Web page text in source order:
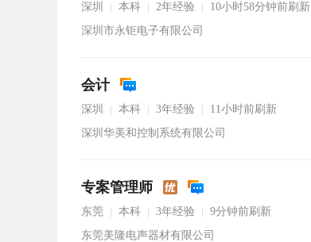
深圳 本科 2年经验
10小时58分钟前刷新
深圳市永钜电子有限公司
会计
深圳 本科 3年经验
11小时前刷新
深圳华美和控制系统有限公司
专案管理师
东莞 本科 3年经验
9分钟前刷新
东莞美隆电声器材有限公司